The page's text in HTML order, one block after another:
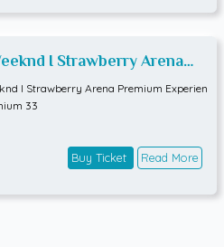
I Strawberry Arena
I Strawberry Arena Premium Experien
33
Buy Ticket Read More